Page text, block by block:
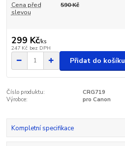
Cena před
slevou
590 Kč
299 Kč/ks
247 Kč bez DPH
Přidat do košíku
Číslo produktu:
CRG719
Výrobce:
pro Canon
Kompletní specifikace